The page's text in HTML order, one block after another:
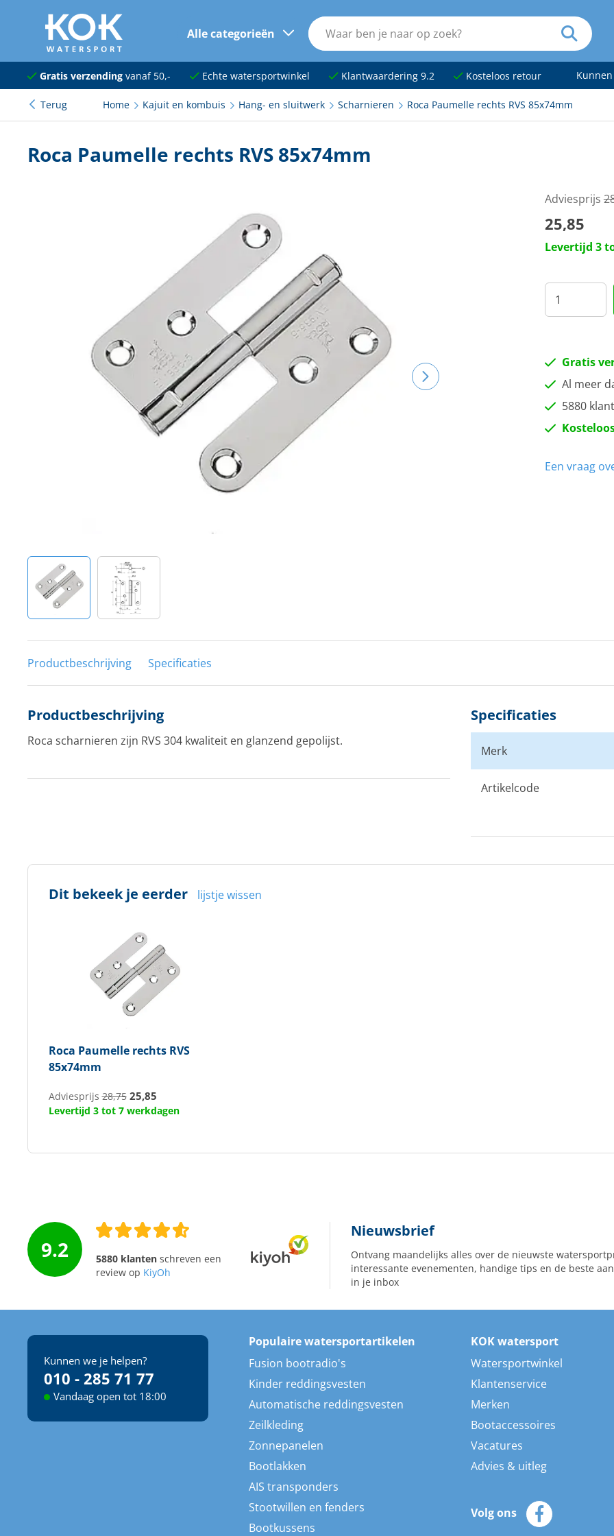
naar hoofdinhoud
Alle categorieën
Navigatie
Dekuitrusting
Kajuit en kombuis
Techniek en motor
Tuigage en dekbeslag
Veiligheid
Boten, toebehoren en fun
Gratis verzendingvanaf 50,- Echte watersportwinkel Klantwaardering 9.2 Kosteloos retour
Terug Home Kajuit en kombuis Hang- en sluitwerk Scharnieren Roca Paumelle rechts RVS 85x74mm
Roca Paumelle rechts RVS 85x74mm
Adviesprijs
25,85
Levertijd 3
Gratis
Al meer
5880
Een vraag
Productbeschrijving Specificaties
Productbeschrijving
Roca scharnieren zijn RVS 304 kwaliteit en glanzend gepolijst.
Specificaties
Merk
Artikelcode
Dit bekeek je eerder lijstje wissen
Roca Paumelle rechts RVS
85x74mm
Adviesprijs28,75 25,85
Levertijd 3 tot 7 werkdagen
9.2 5880 klantenschreven een
review op KiyOh
Nieuwsbrief
Ontvang maandelijks alles over de nieuwste
interessante evenementen, handige tips en de beste
in je inbox
Kunnen we je helpen?
010 - 285 71 77
Vandaag open tot 18:00
Populaire watersportartikelen
Fusion bootradio's
Kinder reddingsvesten
Automatische reddingsvesten
Zeilkleding
Zonnepanelen
Bootlakken
AIS transponders
Stootwillen en fenders
Bootkussens
KOK watersport
Watersportwinkel
Klantenservice
Merken
Bootaccessoires
Vacatures
Advies & uitleg
Volg ons